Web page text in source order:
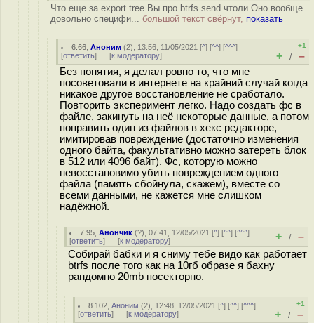
Что еще за export tree Вы про btrfs send чтоли Оно вообще
довольно специфи... большой текст свёрнут, показать
6.66 ,Аноним (2), 13:56, 11/05/2021 [^] [^^] [^^^]
[ответить] [к модератору]
+1
+ / –
Без понятия, я делал ровно то, что мне
посоветовали в интернете на крайний случай когда
никакое другое восстановление не сработало.
Повторить эксперимент легко. Надо создать фс в
файле, закинуть на неё некоторые данные, а потом
поправить один из файлов в хекс редакторе,
имитировав повреждение (достаточно изменения
одного байта, факультативно можно затереть блок
в 512 или 4096 байт). Фс, которую можно
невосстановимо убить повреждением одного
файла (память сбойнула, скажем), вместе со
всеми данными, не кажется мне слишком
надёжной.
7.95 ,Анончик (?), 07:41, 12/05/2021 [^] [^^] [^^^]
[ответить] [к модератору] + / –
Собирай бабки и я сниму тебе видо как работает
btrfs после того как на 10гб образе я бахну
рандомно 20mb посекторно.
8.102 ,Аноним (2), 12:48, 12/05/2021 [^] [^^] [^^^]
[ответить] [к модератору]
+1
+ / –